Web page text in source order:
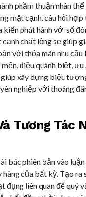
phầm thuận nhân thể
mặt cạnh. câu hỏi
phát hành với số
chất lỏng sẽ giúp
với thỏa mãn nhu
điều quánh biệt, ưu
xây dựng biệu
nghiệp với thoáng
Tương Tác
bác phiên bản vào
của bất kỳ. Tạo ra
đụng liên quan để quý